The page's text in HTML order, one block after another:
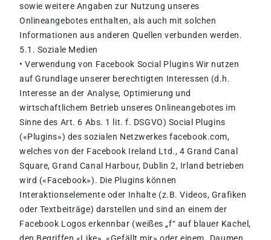
sowie weitere Angaben zur Nutzung unseres
Onlineangebotes enthalten, als auch mit solchen
Informationen aus anderen Quellen verbunden werden.
5.1. Soziale Medien
• Verwendung von Facebook Social Plugins Wir nutzen
auf Grundlage unserer berechtigten Interessen (d.h.
Interesse an der Analyse, Optimierung und
wirtschaftlichem Betrieb unseres Onlineangebotes im
Sinne des Art. 6 Abs. 1 lit. f. DSGVO) Social Plugins
(«Plugins») des sozialen Netzwerkes facebook.com,
welches von der Facebook Ireland Ltd., 4 Grand Canal
Square, Grand Canal Harbour, Dublin 2, Irland betrieben
wird («Facebook»). Die Plugins können
Interaktionselemente oder Inhalte (z.B. Videos, Grafiken
oder Textbeiträge) darstellen und sind an einem der
Facebook Logos erkennbar (weißes „f“ auf blauer Kachel,